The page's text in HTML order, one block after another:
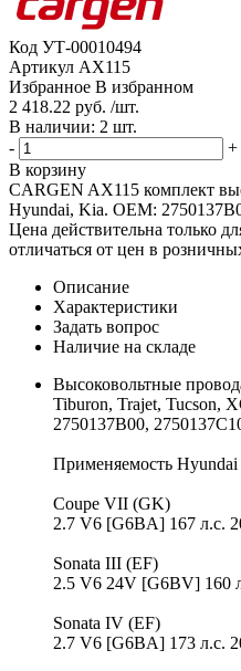
Код УТ-00010494
Артикул AX115
Избранное В избранном
2 418.22 руб. /шт.
В наличии: 2 шт.
-
+
В корзину
CARGEN AX115 комплект
Hyundai, Kia. OEM:
Цена действительна только
отличаться от цен в
Описание
Характеристики
Задать вопрос
Наличие на складе
Высоковольтные
Tiburon, Trajet, Tucson,
2750137B00,
Применяемость Hyundai
Coupe VII (GK)
2.7 V6 [G6BA] 167 л.с.
Sonata III (EF)
2.5 V6 24V [G6BV] 160
Sonata IV (EF)
2.7 V6 [G6BA] 173 л.с.